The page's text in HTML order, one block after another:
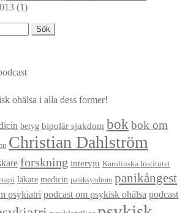
(1)
ohälsa i alla dess former!
betyg bipolär sjukdom bokbok om
Christian Dahlström
forskning intervju Karolinska Institutet
läkare medicin paniksyndrom panikångest
psykiatri podcast om psykisk ohälsa podcast